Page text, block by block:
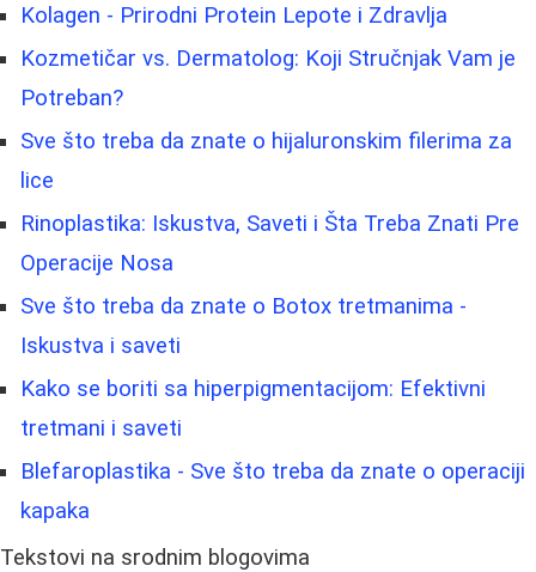
Kolagen - Prirodni Protein Lepote i Zdravlja
Kozmetičar vs. Dermatolog: Koji Stručnjak Vam je
Potreban?
Sve što treba da znate o hijaluronskim filerima za
lice
Rinoplastika: Iskustva, Saveti i Šta Treba Znati Pre
Operacije Nosa
Sve što treba da znate o Botox tretmanima -
Iskustva i saveti
Kako se boriti sa hiperpigmentacijom: Efektivni
tretmani i saveti
Blefaroplastika - Sve što treba da znate o operaciji
kapaka
Tekstovi na srodnim blogovima